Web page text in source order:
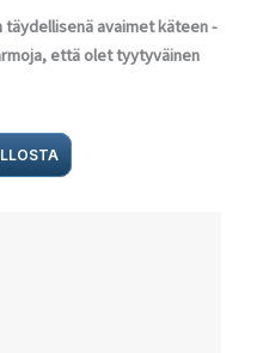
avaimet käteen -
että olet tyytyväinen